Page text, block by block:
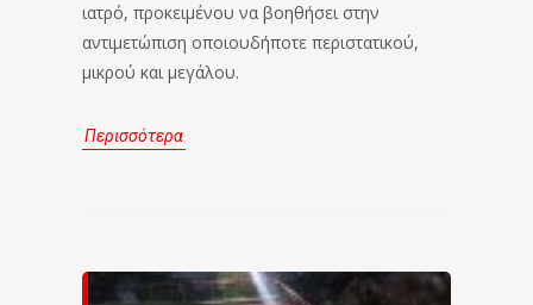
ιατρό, προκειμένου να βοηθήσει στην
αντιμετώπιση οποιουδήποτε περιστατικού,
μικρού και μεγάλου.
Περισσότερα